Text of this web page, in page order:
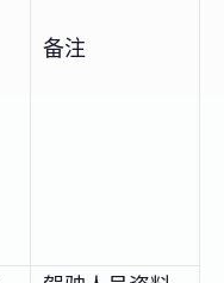
备注